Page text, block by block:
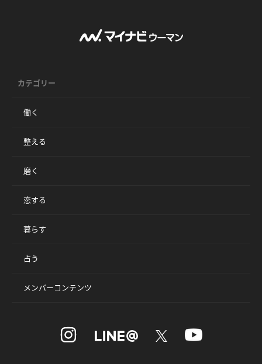
カテゴリー
働く
整える
磨く
恋する
暮らす
占う
メンバーコンテンツ